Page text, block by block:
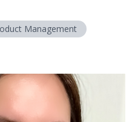
Management